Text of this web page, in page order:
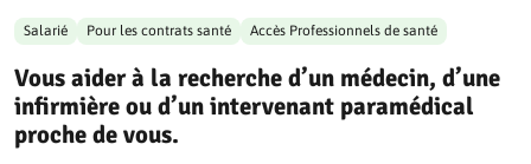
Salarié Pour les contrats santé Accès Professionnels de santé
Vous aider à la recherche d’un médecin, d’une
infirmière ou d’un intervenant paramédical
proche de vous.